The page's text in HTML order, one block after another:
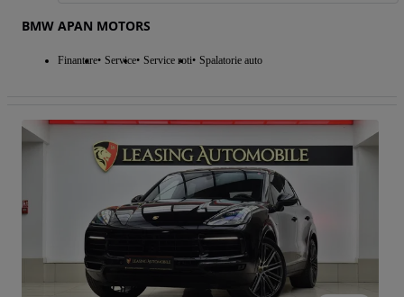
BMW APAN MOTORS
Finantare Service Service roti Spalatorie auto